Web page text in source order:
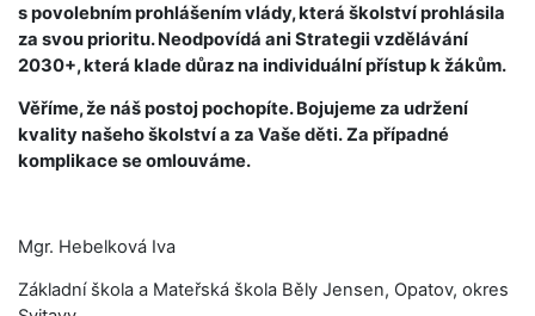
s povolebním prohlášením vlády, která školství prohlásila
za svou prioritu. Neodpovídá ani Strategii vzdělávání
2030+, která klade důraz na individuální přístup k žákům.
Věříme, že náš postoj pochopíte. Bojujeme za udržení
kvality našeho školství a za Vaše děti. Za případné
komplikace se omlouváme.
Mgr. Hebelková Iva
Základní škola a Mateřská škola Běly Jensen, Opatov, okres